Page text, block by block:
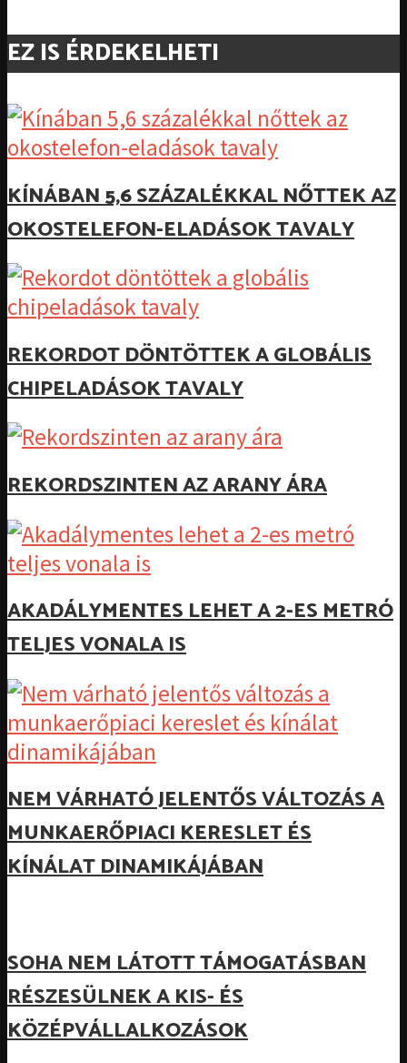
EZ IS ÉRDEKELHETI
KÍNÁBAN 5,6 SZÁZALÉKKAL NŐTTEK AZ
OKOSTELEFON-ELADÁSOK TAVALY
REKORDOT DÖNTÖTTEK A GLOBÁLIS
CHIPELADÁSOK TAVALY
REKORDSZINTEN AZ ARANY ÁRA
AKADÁLYMENTES LEHET A 2-ES METRÓ
TELJES VONALA IS
NEM VÁRHATÓ JELENTŐS VÁLTOZÁS A
MUNKAERŐPIACI KERESLET ÉS
KÍNÁLAT DINAMIKÁJÁBAN
SOHA NEM LÁTOTT TÁMOGATÁSBAN
RÉSZESÜLNEK A KIS- ÉS
KÖZÉPVÁLLALKOZÁSOK